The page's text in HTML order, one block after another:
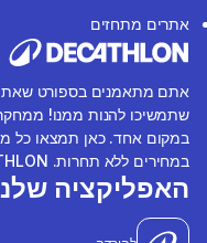
אתרים מתחזים
אתם מתאמנים בספורט שאתם
שתמשיכו להנות ממנו! ממחקר
במקום אחד. כאן תמצאו כל
במחירים ללא תחרות. DECATHLON. עושים ספורט יחד!
האפליקציה